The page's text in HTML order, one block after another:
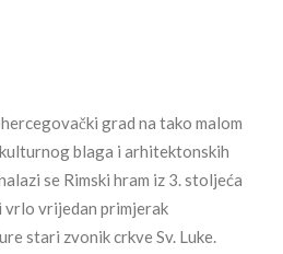
grad na tako malom
blaga i arhitektonskih
se Rimski hram iz 3. stoljeća
vrlo vrijedan primjerak
stari zvonik crkve Sv. Luke.